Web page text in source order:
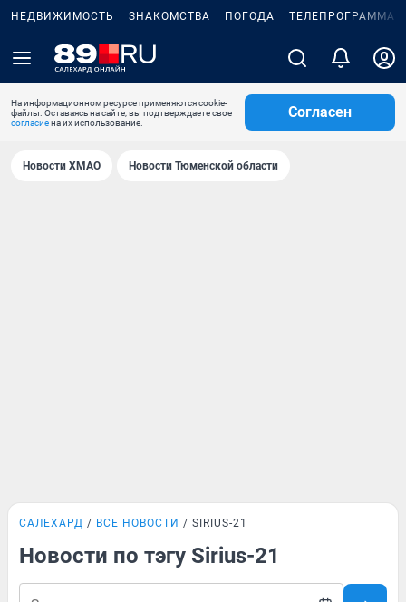
НЕДВИЖИМОСТЬ ЗНАКОМСТВА ПОГОДА ТЕЛЕПРОГРАММА
На информационном ресурсе применяются cookie-
файлы. Оставаясь на сайте, вы подтверждаете свое
согласиена их использование.
Согласен
Новости ХМАО Новости Тюменской области
САЛЕХАРД ВСЕ НОВОСТИ SIRIUS-21
Новости по тэгу Sirius-21